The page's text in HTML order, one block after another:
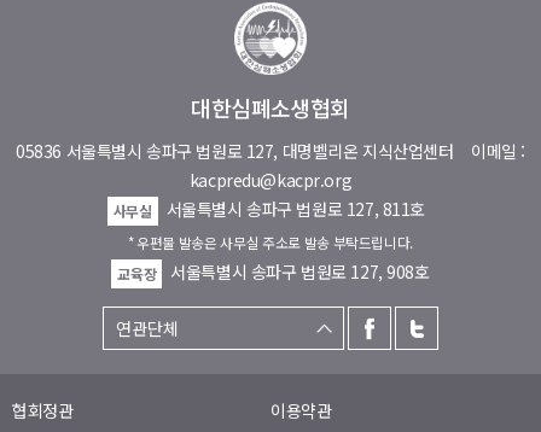
대한심폐소생협회
05836 서울특별시 송파구 법원로 127, 대명벨리온 지식산업센터 이메일 :
kacpredu@kacpr.org
사무실 서울특별시 송파구 법원로 127, 811호
* 우편물 발송은 사무실 주소로 발송 부탁드립니다.
교육장
서울특별시 송파구 법원로 127, 908호
협회정관
이용약관